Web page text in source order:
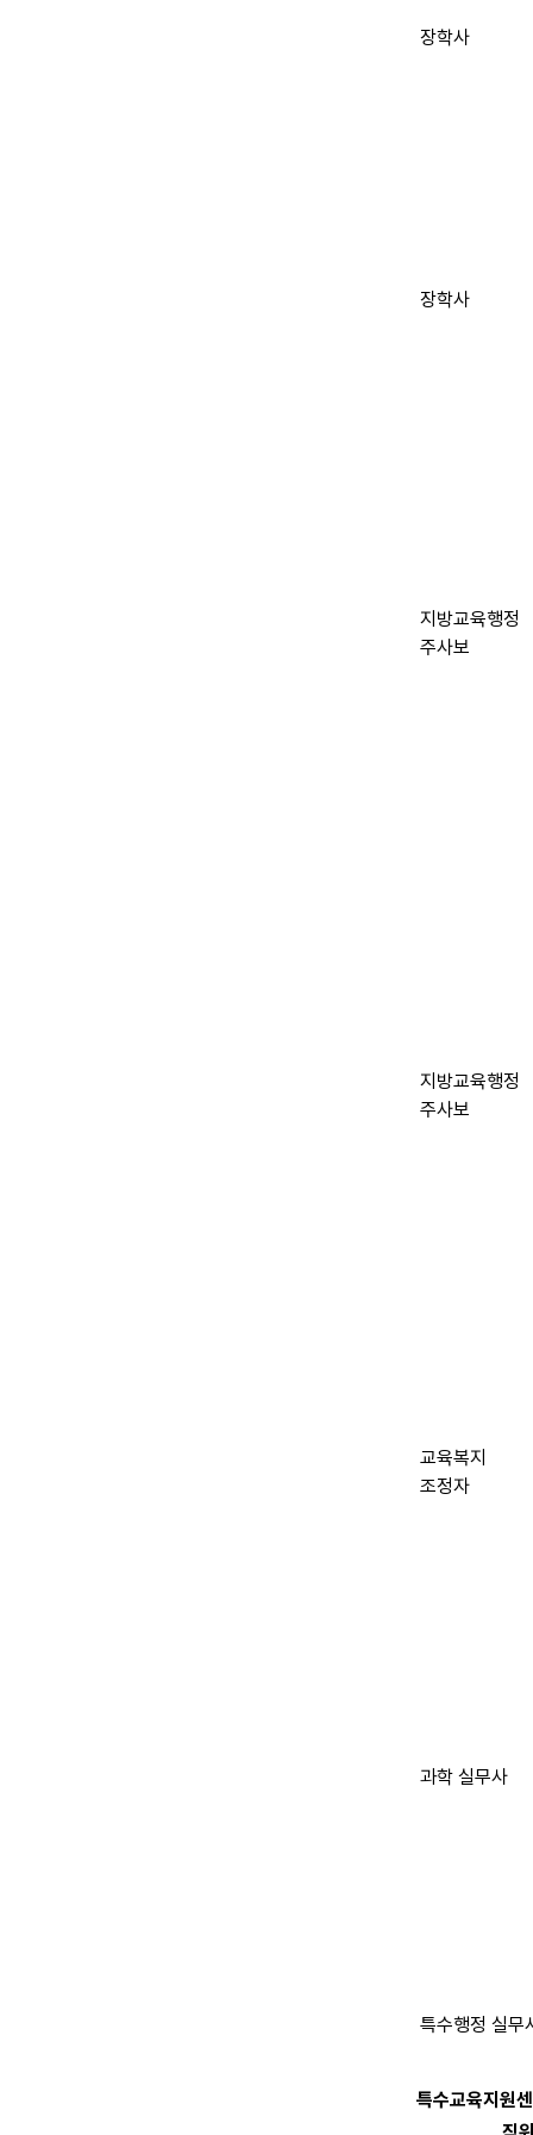
장학사
장학사
지방교육행정
주사보
지방교육행정
주사보
교육복지
조정자
과학 실무사
특수행정 실무
특수교육지원